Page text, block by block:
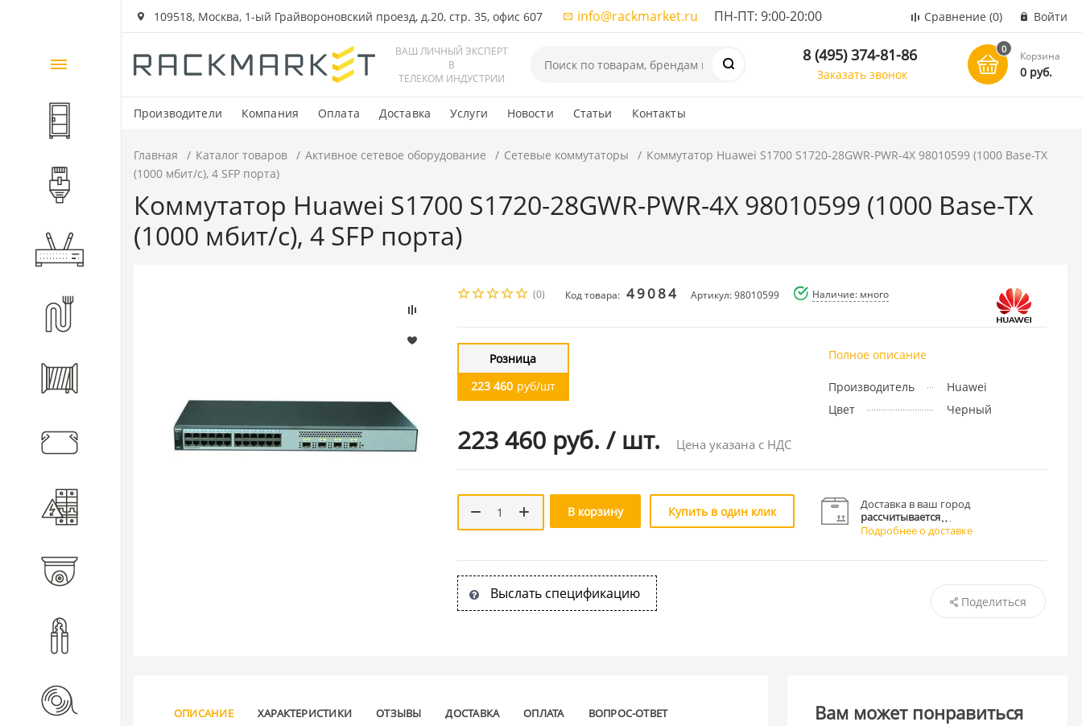
109518, Москва, 1-ый Грайвороновский проезд, д.20, стр. 35, офис 607 info@rackmarket.ru ПН-ПТ: 9:00-20:00 Сравнение (0) Войти
ВАШ ЛИЧНЫЙ ЭКСПЕРТ
В
ТЕЛЕКОМ ИНДУСТРИИ
8 (495) 374-81-86
Заказать звонок
0
Корзина
0 руб.
Производители Компания Оплата Доставка Услуги Новости Статьи Контакты
Каталог
товаров
Шкафы и стойки
Активное оборудование
Кабеленесущие системы
Главная Каталог товаров Активное сетевое оборудование Сетевые коммутаторы
Коммутатор Huawei S1700 S1720-28GWR-PWR-4X 98010599 (1000 Base-TX
(1000 мбит/с), 4 SFP порта)
Коммутатор Huawei S1700 S1720-28GWR-PWR-4X 98010599 (1000 Base-TX
(1000 мбит/с), 4 SFP порта)
(0) Код товара: 49084 Артикул: 98010599 Наличие: много
Розница
223 460 руб/шт
223 460 руб. / шт. Цена указана с НДС
Полное описание
Производитель
Huawei
Цвет
Черный
В корзину Купить в один клик
Доставка в ваш город
рассчитывается
Подробнее о доставке
Выслать спецификацию Поделиться
ОПИСАНИЕ ХАРАКТЕРИСТИКИ ОТЗЫВЫ ДОСТАВКА ОПЛАТА ВОПРОС-ОТВЕТ Вам может понравиться